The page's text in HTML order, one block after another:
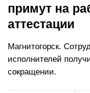
примут на
аттестации
Магнитогорск.
исполнителей
сокращении.